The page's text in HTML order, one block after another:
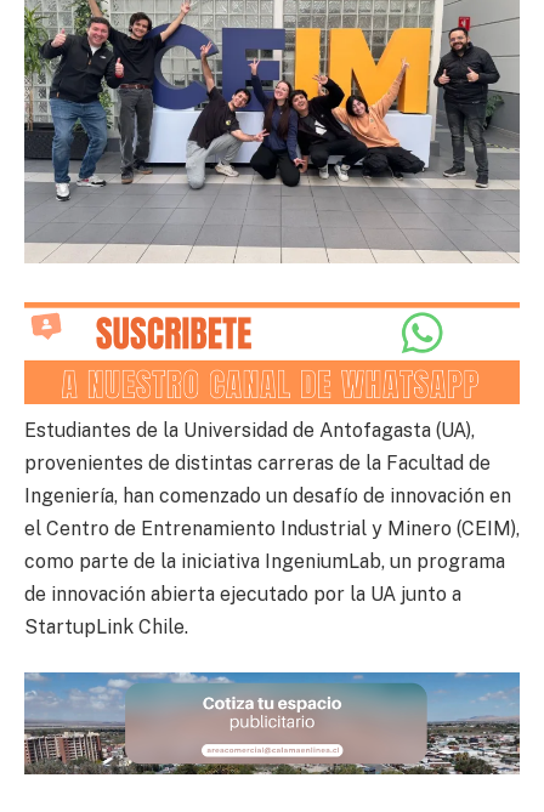
Estudiantes de la Universidad de Antofagasta (UA),
provenientes de distintas carreras de la Facultad de
Ingeniería, han comenzado un desafío de innovación en
el Centro de Entrenamiento Industrial y Minero (CEIM),
como parte de la iniciativa IngeniumLab, un programa
de innovación abierta ejecutado por la UA junto a
StartupLink Chile.